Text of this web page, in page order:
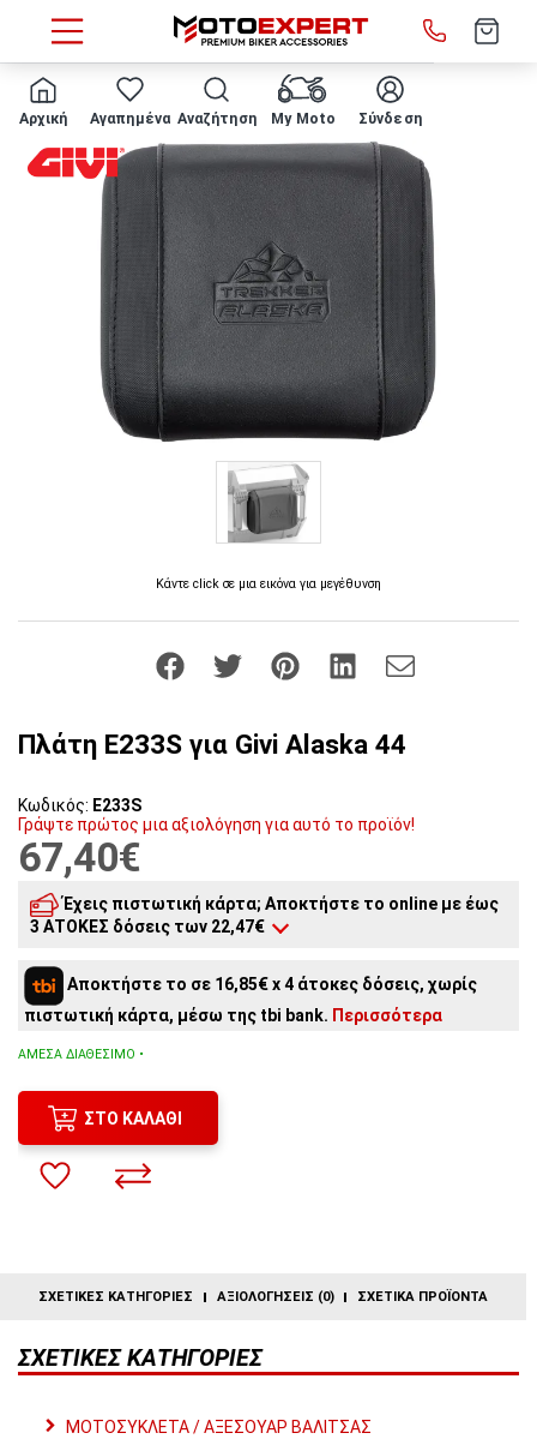
Αρχική Αγαπημένα Αναζήτηση My Moto Σύνδεση
HOME Πλάτη E233S για Givi Alaska 44
Κάντε click σε μια εικόνα για μεγέθυνση
Πλάτη E233S για Givi Alaska 44
Κωδικός: E233S
Γράψτε πρώτος μια αξιολόγηση για αυτό το προϊόν!
67,40€
Έχεις πιστωτική κάρτα; Αποκτήστε το online με έως
3 ΑΤΟΚΕΣ δόσεις των 22,47€
2άτοκες δόσεις: 33,70€/ μήνα
Αποκτήστε το σε 16,85€ x 4 άτοκες δόσεις, χωρίς
πιστωτική κάρτα, μέσω της tbi bank. Περισσότερα
ΆΜΕΣΑ ΔΙΑΘΈΣΙΜΟ •
ΣΤΟ ΚΑΛΆΘΙ
ΣΧΕΤΙΚΈΣ ΚΑΤΗΓΟΡΊΕΣ ΑΞΙΟΛΟΓΉΣΕΙΣ (0) ΣΧΕΤΙΚΆ ΠΡΟΪΌΝΤΑ
ΣΧΕΤΙΚΈΣ ΚΑΤΗΓΟΡΊΕΣ
ΜΟΤΟΣΥΚΛΕΤΑ / ΑΞΕΣΟΥΑΡ ΒΑΛΙΤΣΑΣ